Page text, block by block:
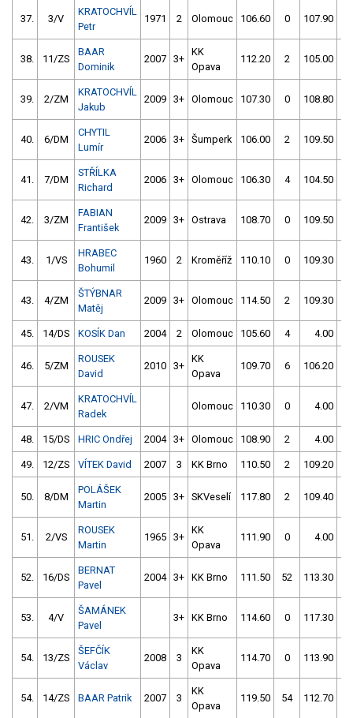
37. 3/V
KRATOCHVÍL
Petr
1971 2 Olomouc 106.60 0 107.90
38. 11/ZS
BAAR
Dominik
2007 3+
KK
Opava
112.20 2 105.00
39. 2/ZM
KRATOCHVÍL
Jakub
2009 3+ Olomouc 107.30 0 108.80
40. 6/DM
CHYTIL
Lumír
2006 3+ Šumperk 106.00 2 109.50
41. 7/DM
STŘÍLKA
Richard
2006 3+ Olomouc 106.30 4 104.50
42. 3/ZM
FABIAN
František
2009 3+ Ostrava 108.70 0 109.50
43. 1/VS
HRABEC
Bohumil
1960 2 Kroměříž 110.10 0 109.30
43. 4/ZM
ŠTÝBNAR
Matěj
2009 3+ Olomouc 114.50 2 109.30
45. 14/DS KOSÍK Dan 2004 2 Olomouc 105.60 4 4.00
46. 5/ZM
ROUSEK
David
2010 3+
KK
Opava
109.70 6 106.20
47. 2/VM
KRATOCHVÍL
Radek
Olomouc 110.30 0 4.00
48. 15/DS HRIC Ondřej 2004 3+ Olomouc 108.90 2 4.00
49. 12/ZS VÍTEK David 2007 3 KK Brno 110.50 2 109.20
50. 8/DM
POLÁŠEK
Martin
2005 3+ SKVeselí 117.80 2 109.40
51. 2/VS
ROUSEK
Martin
1965 3+
KK
Opava
111.90 0 4.00
52. 16/DS
BERNAT
Pavel
2004 3+ KK Brno 111.50 52 113.30
53. 4/V
ŠAMÁNEK
Pavel
3+ KK Brno 114.60 0 117.30
54. 13/ZS
ŠEFČÍK
Václav
2008 3
KK
Opava
114.70 0 113.90
54. 14/ZS BAAR Patrik 2007 3
KK
Opava
119.50 54 112.70